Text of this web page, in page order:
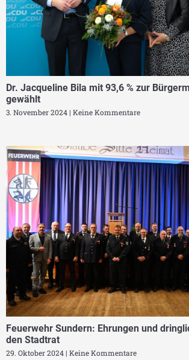
Dr. Jacqueline Bila mit 93,6 % zur
gewählt
3. November 2024 Keine Kommentare
Feuerwehr Sundern: Ehrungen und
den Stadtrat
29. Oktober 2024 Keine Kommentare